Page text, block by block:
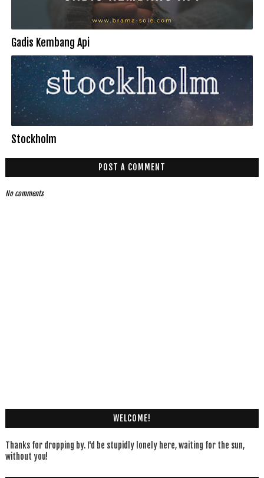
Gadis Kembang Api
Stockholm
POST A COMMENT
No comments
WELCOME!
Thanks for dropping by. I'd be stupidly lonely here, waiting for the sun,
without you!